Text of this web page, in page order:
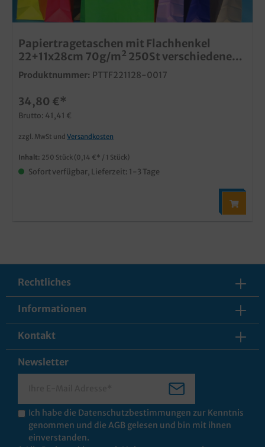
Papiertragetaschen mit Flachhenkel
22+11x28cm 70g/m² 250St verschiedene
Farben zur Auswahl
Produktnummer: PTTF221128-0017
34,80 €*
Brutto: 41,41 €
zzgl. MwSt und Versandkosten
Inhalt: 250 Stück (0,14 €* / 1 Stück)
Sofort verfügbar, Lieferzeit: 1-3 Tage
Rechtliches
Informationen
Kontakt
Newsletter
Ich habe die Datenschutzbestimmungen zur Kenntnis
genommen und die AGB gelesen und bin mit ihnen
einverstanden.